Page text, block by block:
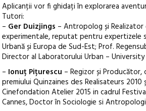
Aplicanții vor fi ghidați în explorarea
Tutori:
– Ger Duizjings – Antropolog și
experimentale, reputat pentru expertizele
Urbană și Europa de Sud-Est; Prof.
Director al Laboratorului Urban –
– Ionuț Pițurescu – Regizor și
premiului Quinzaines des Realisateurs 2010
Cinefondation Atelier 2015 in cadrul
Cannes, Doctor în Sociologie si